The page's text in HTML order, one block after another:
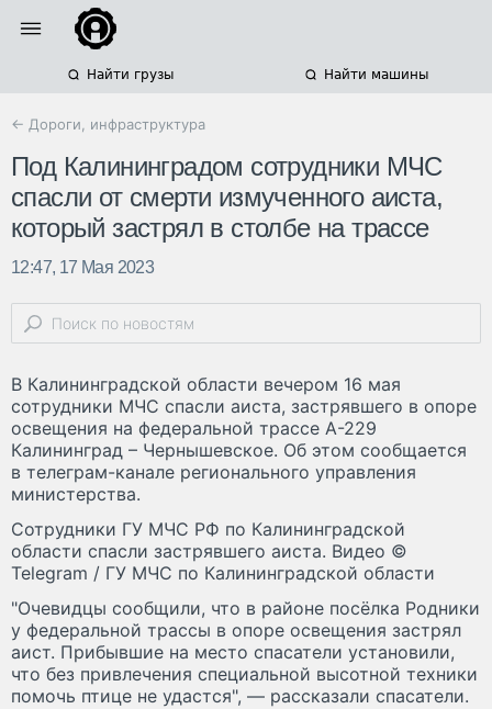
Найти грузы Найти машины
← Дороги, инфраструктура
Под Калининградом сотрудники МЧС
спасли от смерти измученного аиста,
который застрял в столбе на трассе
12:47, 17 Мая 2023
В Калининградской области вечером 16 мая
сотрудники МЧС спасли аиста, застрявшего в опоре
освещения на федеральной трассе А-229
Калининград – Чернышевское. Об этом сообщается
в телеграм-канале регионального управления
министерства.
Сотрудники ГУ МЧС РФ по Калининградской
области спасли застрявшего аиста. Видео ©
Telegram / ГУ МЧС по Калининградской области
"Очевидцы сообщили, что в районе посёлка Родники
у федеральной трассы в опоре освещения застрял
аист. Прибывшие на место спасатели установили,
что без привлечения специальной высотной техники
помочь птице не удастся", — рассказали спасатели.